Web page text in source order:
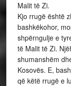
Malit të Zi.
Kjo rrugë është
bashkëkohor,
shpërngulje e
të Malit të Zi.
shumanshëm
Kosovës. E,
që këtë rrugë e